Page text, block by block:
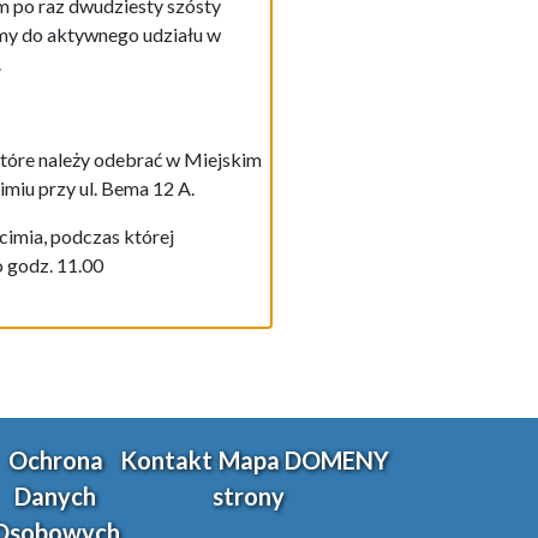
po raz dwudziesty szósty
do aktywnego udziału w
należy odebrać w Miejskim
przy ul. Bema 12 A.
podczas której
godz. 11.00
Ochrona
Danych
Kontakt Mapa
strony
DOMENY